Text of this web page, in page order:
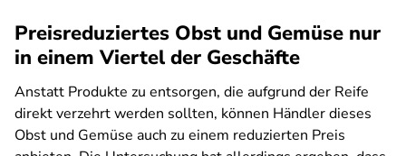
Preisreduziertes Obst und Gemüse nur
in einem Viertel der Geschäfte
Anstatt Produkte zu entsorgen, die aufgrund der Reife
direkt verzehrt werden sollten, können Händler dieses
Obst und Gemüse auch zu einem reduzierten Preis